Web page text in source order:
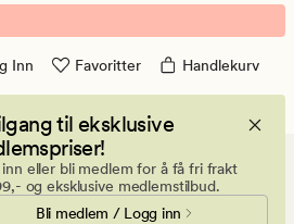
Inn Favoritter Handlekurv
til eksklusive
inn eller bli medlem for å få fri frakt
og eksklusive medlemstilbud.
Bli medlem / Logg inn
20
5 (20)